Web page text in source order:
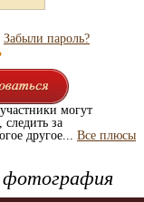
Забыли пароль?
могут
за
другое... Все плюсы
фотография